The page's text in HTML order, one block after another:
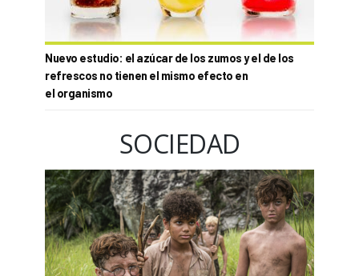
Nuevo estudio: el azúcar de los zumos y el de los
refrescos no tienen el mismo efecto en
el organismo
SOCIEDAD